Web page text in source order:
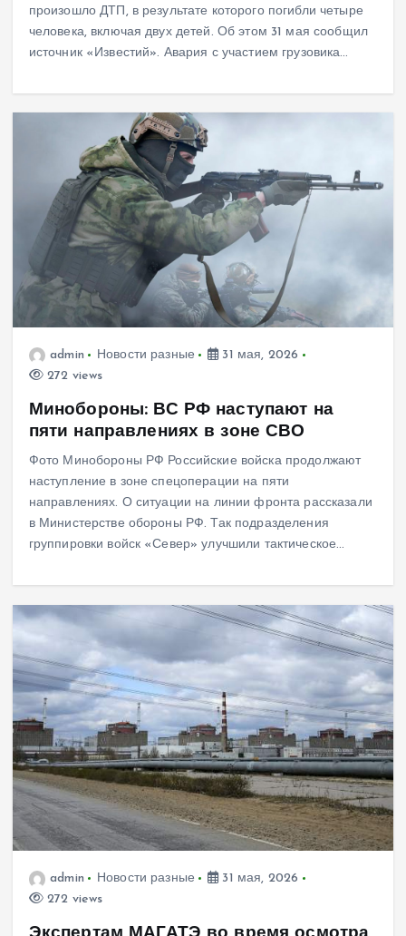
произошло ДТП, в результате которого погибли четыре
человека, включая двух детей. Об этом 31 мая сообщил
источник «Известий». Авария с участием грузовика…
admin Новости разные
31 мая, 2026
272 views
Минобороны: ВС РФ наступают на
пяти направлениях в зоне СВО
Фото Минобороны РФ Российские войска продолжают
наступление в зоне спецоперации на пяти
направлениях. О ситуации на линии фронта рассказали
в Министерстве обороны РФ. Так подразделения
группировки войск «Север» улучшили тактическое…
admin Новости разные
31 мая, 2026
272 views